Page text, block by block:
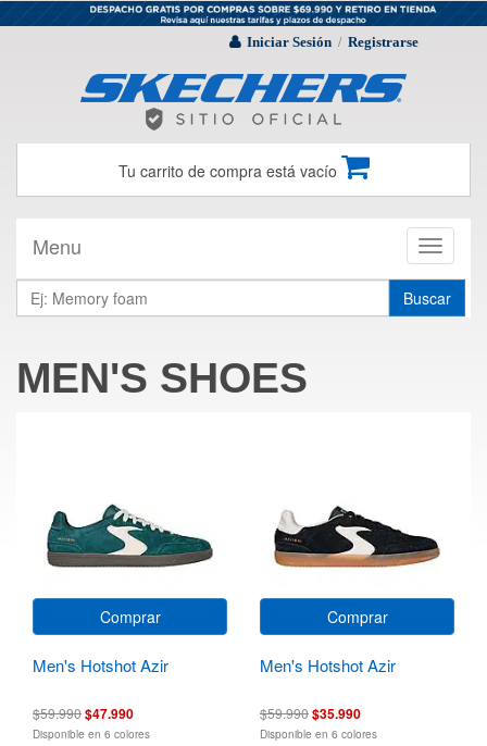
Iniciar Sesión / Registrarse
Tu carrito de compra está vacío
Toggle
Menu
Buscar
MEN'S SHOES
Comprar
Men's Hotshot Azir
$59.990$47.990
Disponible en 6 colores
Comprar
Men's Hotshot Azir
$59.990$35.990
Disponible en 6 colores